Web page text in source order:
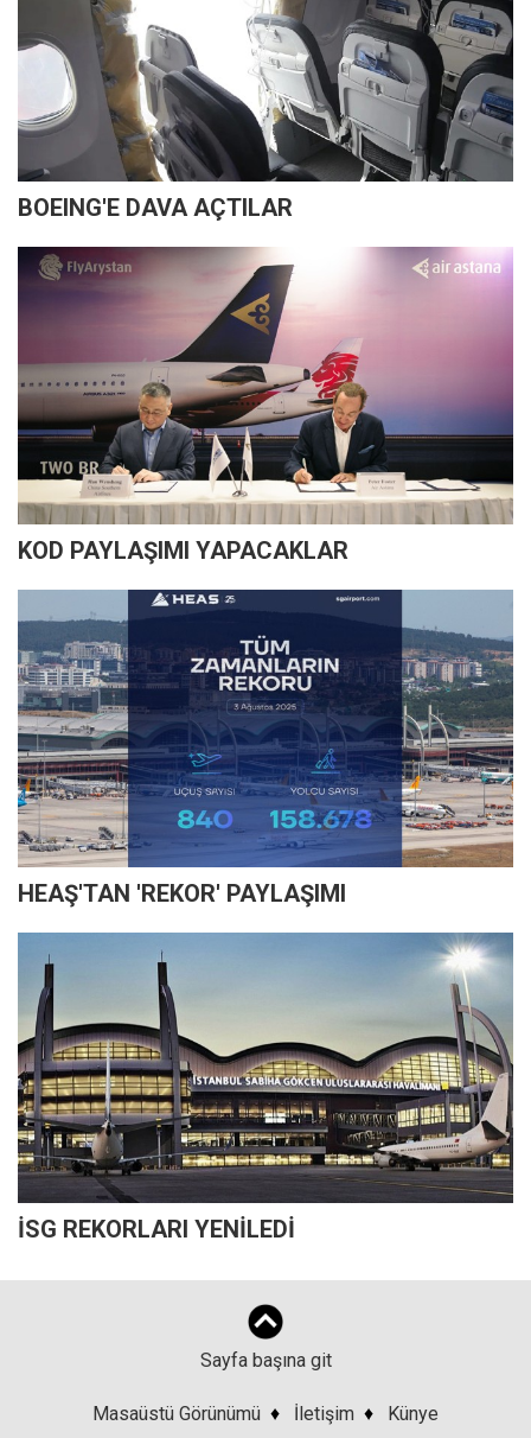
BOEING'E DAVA AÇTILAR
KOD PAYLAŞIMI YAPACAKLAR
HEAŞ'TAN 'REKOR' PAYLAŞIMI
İSG REKORLARI YENİLEDİ
Sayfa başına git
Masaüstü Görünümü ♦ İletişim ♦ Künye